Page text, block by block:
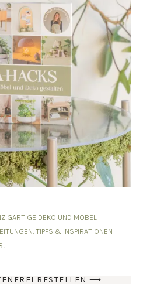
DEKO UND MÖBEL
TIPPS & INSPIRATIONEN
BESTELLEN ⟶